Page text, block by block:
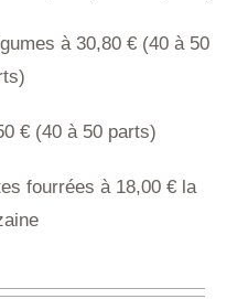
à 30,80 € (40 à 50
€ (40 à 50 parts)
fourrées à 18,00 € la